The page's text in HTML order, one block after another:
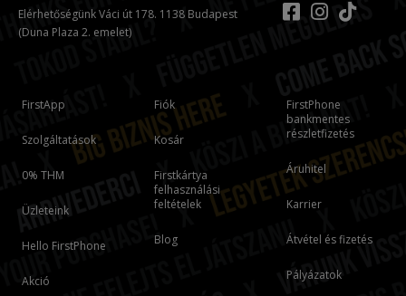
FirstApp
Szolgáltatások
0% THM
Üzleteink
Hello FirstPhone
Akció
Fiók
Kosár
Firstkártya
felhasználási
feltételek
Blog
FirstPhone
bankmentes
részletfizetés
Áruhitel
Karrier
Átvétel és fizetés
Pályázatok
Elérhetőségünk Váci út 178. 1138 Budapest
(Duna Plaza 2. emelet)